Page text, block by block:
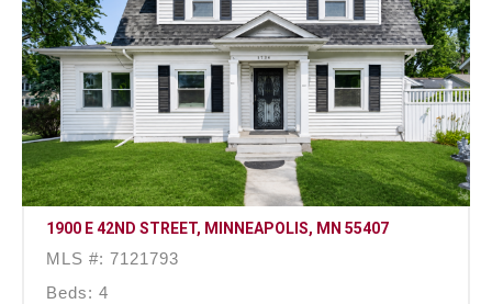
1900 E 42ND STREET, MINNEAPOLIS, MN 55407
MLS #: 7121793
Beds: 4